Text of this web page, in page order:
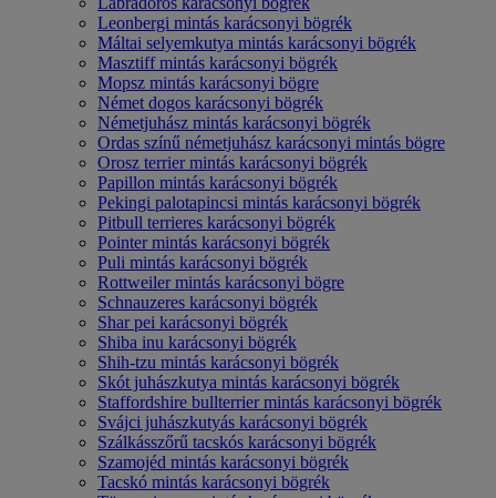
Leonbergi mintás karácsonyi bögrék
Máltai selyemkutya mintás karácsonyi bögrék
Masztiff mintás karácsonyi bögrék
Mopsz mintás karácsonyi bögre
Német dogos karácsonyi bögrék
Németjuhász mintás karácsonyi bögrék
Ordas színű németjuhász karácsonyi mintás bögre
Orosz terrier mintás karácsonyi bögrék
Papillon mintás karácsonyi bögrék
Pekingi palotapincsi mintás karácsonyi bögrék
Pitbull terrieres karácsonyi bögrék
Pointer mintás karácsonyi bögrék
Puli mintás karácsonyi bögrék
Rottweiler mintás karácsonyi bögre
Schnauzeres karácsonyi bögrék
Shar pei karácsonyi bögrék
Shiba inu karácsonyi bögrék
Shih-tzu mintás karácsonyi bögrék
Skót juhászkutya mintás karácsonyi bögrék
Staffordshire bullterrier mintás karácsonyi bögrék
Svájci juhászkutyás karácsonyi bögrék
Szálkásszőrű tacskós karácsonyi bögrék
Szamojéd mintás karácsonyi bögrék
Tacskó mintás karácsonyi bögrék